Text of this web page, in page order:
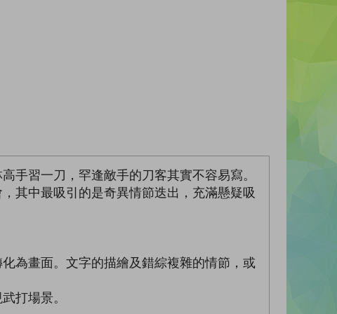
手習一刀，罕逢敵手的刀客其實不容易寫。
其中最吸引的是奇異情節迭出，充滿懸疑吸
為畫面。文字的描繪及錯綜複雜的情節，或
打場景。